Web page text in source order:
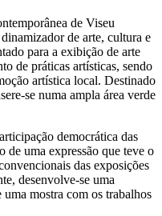
de Viseu
de arte, cultura e
para a exibição de arte
de práticas artísticas, sendo
artística local. Destinado
se numa ampla área verde
democrática das
de uma expressão que teve o
das exposições
desenvolve-se uma
mostra com os trabalhos